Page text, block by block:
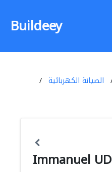
Buildeey
الصيانة الكهربائية
Immanuel UD